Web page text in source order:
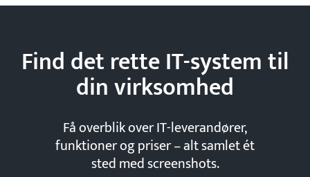
Find det rette IT-system til
dinvirksomhed
Få overblik over IT-leverandører,
funktioner og priser – alt samlet ét
sted med screenshots.